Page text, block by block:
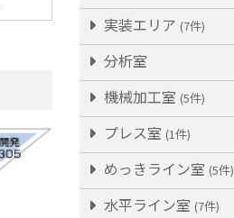
実装エリア (7件)
分析室
機械加工室 (5件)
プレス室 (1件)
めっきライン室 (5件)
水平ライン室 (7件)